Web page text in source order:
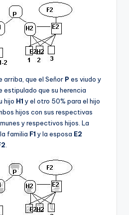
arriba, que el Señor P es viudo y
que su herencia
hijo H1 y el otro 50% para el hijo
hijos con sus respectivas
y respectivos hijos. La
familia F1 y la esposa E2